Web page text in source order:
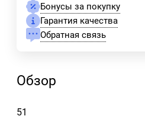
Бонусы за покупку
Гарантия качества
Обратная связь
Обзор
51